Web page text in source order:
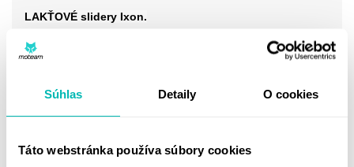
Súhlas Detaily O cookies
Táto webstránka používa súbory cookies
LAKŤOVÉ slidery Ixon.
Vortex 3 a Vortex 3 lady.